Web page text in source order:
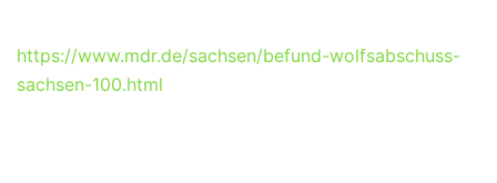
https://www.mdr.de/sachsen/befund-wolfsabschuss-
sachsen-100.html